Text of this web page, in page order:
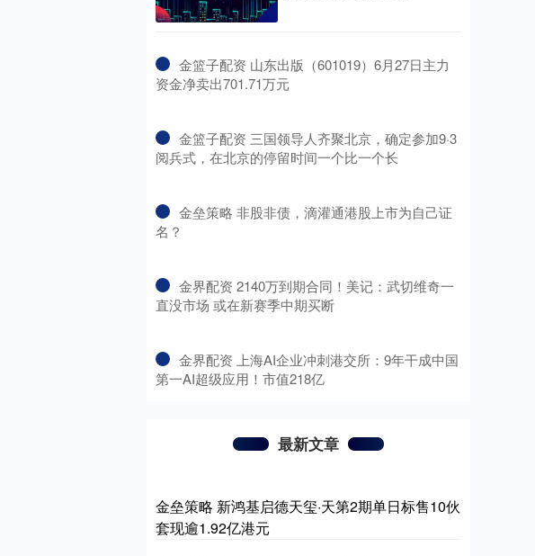
​金篮子配资 山东出版（601019）6月27日主力
资金净卖出701.71万元
​金篮子配资 三国领导人齐聚北京，确定参加9·3
阅兵式，在北京的停留时间一个比一个长
​金垒策略 非股非债，滴灌通港股上市为自己证
名？
​金界配资 2140万到期合同！美记：武切维奇一
直没市场 或在新赛季中期买断
​金界配资 上海AI企业冲刺港交所：9年干成中国
第一AI超级应用！市值218亿
最新文章
金垒策略 新鸿基启德天玺·天第2期单日标售10伙
套现逾1.92亿港元